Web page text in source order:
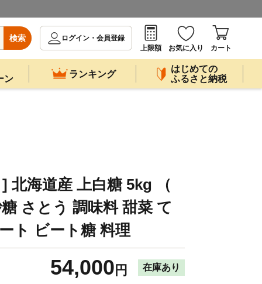
検索
ログイン・会員登録
上限額
お気に入り カート
ン
ランキング
はじめての
ふるさと納税
北海道産 上白糖 5kg （
さとう 調味料 甜菜 て
ト ビート糖 料理
54,000 円 在庫あり